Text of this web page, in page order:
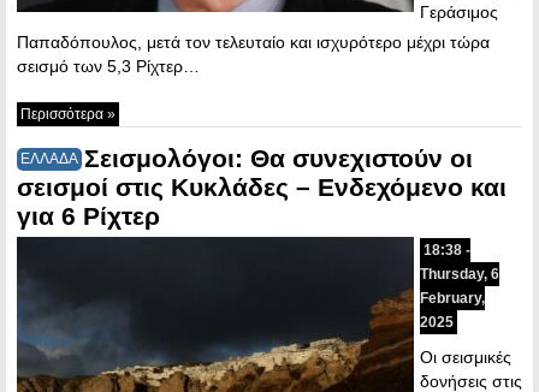
Γεράσιμος
Παπαδόπουλος, μετά τον τελευταίο και ισχυρότερο μέχρι τώρα
σεισμό των 5,3 Ρίχτερ…
Περισσότερα »
ΕΛΛΑΔΑ Σεισμολόγοι: Θα συνεχιστούν οι
σεισμοί στις Κυκλάδες – Ενδεχόμενο και
για 6 Ρίχτερ
18:38 -
Thursday, 6
February,
2025
Οι σεισμικές
δονήσεις στις